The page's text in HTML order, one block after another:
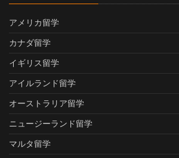
アメリカ留学
カナダ留学
イギリス留学
アイルランド留学
オーストラリア留学
ニュージーランド留学
マルタ留学